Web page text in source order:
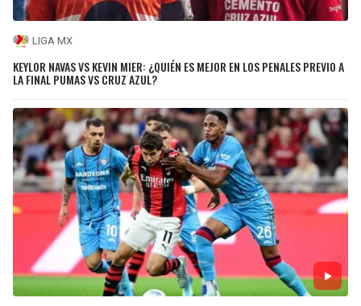
LIGA MX
KEYLOR NAVAS VS KEVIN MIER: ¿QUIÉN ES MEJOR EN LOS PENALES PREVIO A
LA FINAL PUMAS VS CRUZ AZUL?